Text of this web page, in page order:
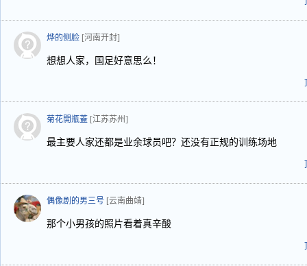
烨的侧脸 [河南开封]
想想人家，国足好意思么！
菊花開瓶蓋 [江苏苏州]
最主要人家还都是业余球员吧？还没有正规的训练场地
偶像剧的男三号 [云南曲靖]
那个小男孩的照片看着真辛酸